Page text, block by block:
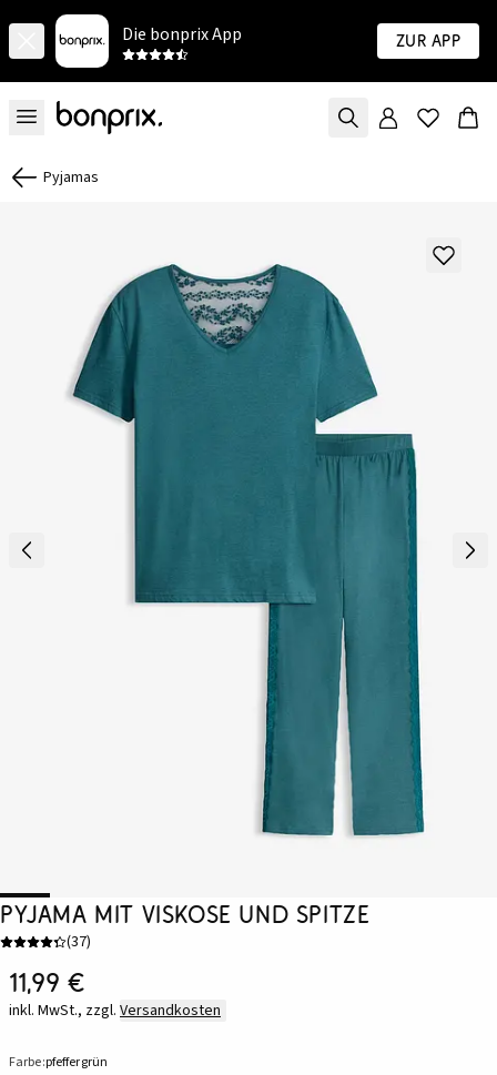
Die bonprix App Zur App
Pyjamas
Pyjama mit Viskose und Spitze
(37)
11,99 €
inkl. MwSt., zzgl. Versandkosten
Farbe:pfeffergrün